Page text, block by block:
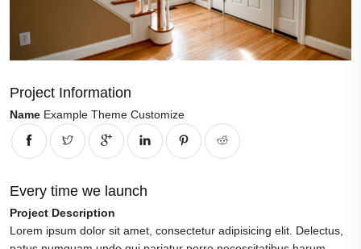
Project Information
Name Example Theme Customize
Every time we launch
Project Description
Lorem ipsum dolor sit amet, consectetur adipisicing elit. Delectus,